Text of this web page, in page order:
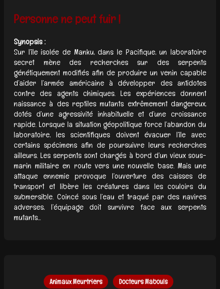
Personne ne peut fuir !
Synopsis :
Sur l’île isolée de Manku, dans le Pacifique, un laboratoire
secret mène des recherches sur des serpents
génétiquement modifiés afin de produire un venin capable
d’aider l’armée américaine à développer des antidotes
contre des agents chimiques. Les expériences donnent
naissance à des reptiles mutants extrêmement dangereux,
dotés d’une agressivité inhabituelle et d’une croissance
rapide. Lorsque la situation géopolitique force l’abandon du
laboratoire, les scientifiques doivent évacuer l’île avec
certains spécimens afin de poursuivre leurs recherches
ailleurs. Les serpents sont chargés à bord d’un vieux sous-
marin militaire en route vers une nouvelle base. Mais une
attaque ennemie provoque l’ouverture des caisses de
transport et libère les créatures dans les couloirs du
submersible. Coincé sous l’eau et traqué par des navires
adverses, l’équipage doit survivre face aux serpents
mutants...
Animaux Meurtriers Docteurs Mabouls